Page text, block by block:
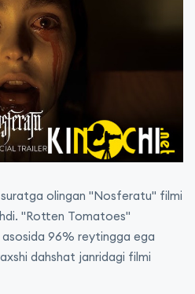
olingan "Nosferatu" filmi
"Rotten Tomatoes"
96% reytingga ega
dahshat janridagi filmi